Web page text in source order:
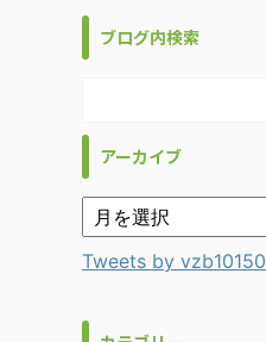
ブログ内検索
アーカイブ
Tweets by vzb10150